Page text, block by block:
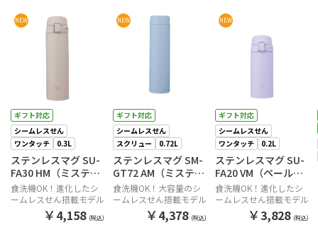
NEW
ギフト対応
シームレスせん
ワンタッチ
0.3L
ステンレスマグ SU-
FA30 HM（ミスティ
グレー）
食洗機OK！進化したシ
ームレスせん搭載モデル
￥4,158 (税込)
NEW
ギフト対応
シームレスせん
スクリュー
0.72L
ステンレスマグ SM-
GT72 AM（ミスティ
ブルー）
食洗機OK！大容量のシ
ームレスせん搭載モデル
￥4,378 (税込)
NEW
ギフト対応
シームレスせん
ワンタッチ
0.2L
ステンレスマグ SU-
FA20 VM（ペールパ
ープル）
食洗機OK！進化したシ
ームレスせん搭載モデル
￥3,828 (税込)